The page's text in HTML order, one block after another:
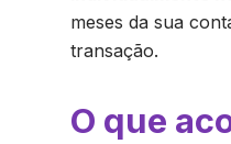
meses da sua
transação.
O que